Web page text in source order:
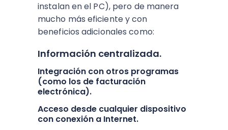
instalan en el PC), pero de manera
mucho más eficiente y con
beneficios adicionales como:
Información centralizada.
Integración con otros programas
(como los de facturación
electrónica).
Acceso desde cualquier dispositivo
con conexión a Internet.